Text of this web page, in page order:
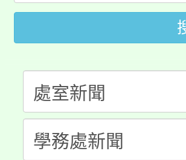
代理(課)教師
轉知中國文化
《TA101》溝
程，歡迎學生
心理、諮商輔
系所師生報名
轉知苗栗縣政
縣市「校園短
門員」簡章及
踴躍報名參加。
桃園市115學
要點
「桃園市補助
展演活動實施